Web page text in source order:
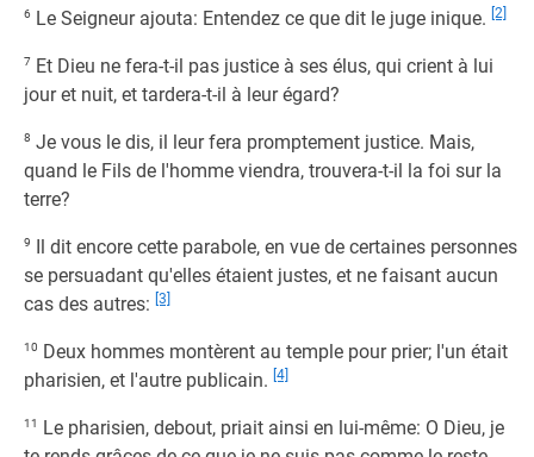
6 Le Seigneur ajouta: Entendez ce que dit le juge inique. [2]
7 Et Dieu ne fera-t-il pas justice à ses élus, qui crient à lui
jour et nuit, et tardera-t-il à leur égard?
8 Je vous le dis, il leur fera promptement justice. Mais,
quand le Fils de l'homme viendra, trouvera-t-il la foi sur la
terre?
9 Il dit encore cette parabole, en vue de certaines personnes
se persuadant qu'elles étaient justes, et ne faisant aucun
cas des autres: [3]
10 Deux hommes montèrent au temple pour prier; l'un était
pharisien, et l'autre publicain. [4]
11
Le pharisien, debout, priait ainsi en lui-même: O Dieu, je